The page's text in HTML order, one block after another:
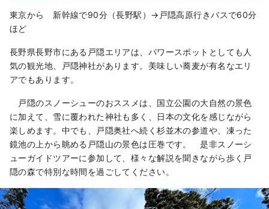
東京から 新幹線で90分（長野駅）→戸隠高原行きバスで60分
ほど
長野県長野市にある戸隠エリアは、パワースポットとしても人
気の観光地、戸隠神社があります。美味しい蕎麦が有名なエリ
アでもあります。
戸隠のスノーシューのおススメは、国立公園の大自然の景色
に加えて、雪に覆われた神社も多く、日本の文化を感じながら
楽しめます。中でも、戸隠奥社へ続く杉並木の参道や、凍った
鏡池の上から眺める戸隠山の景色は圧巻です。 是非スノーシ
ューガイドツアーに参加して、様々な解説を聞きながら歩く戸
隠の森で特別な時間を過ごしてください。